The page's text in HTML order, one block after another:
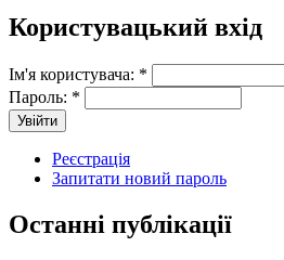
Користувацький вхід
Ім'я користувача: *
Пароль: *
Реєстрація
Запитати новий пароль
Останні публікації